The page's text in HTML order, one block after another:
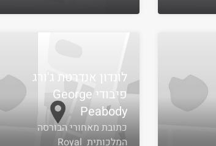
לונדון אנדרטת ג'ורג
פיבודי George
Peabody
כתובת מאחורי הבורסה
המלכותית Royal